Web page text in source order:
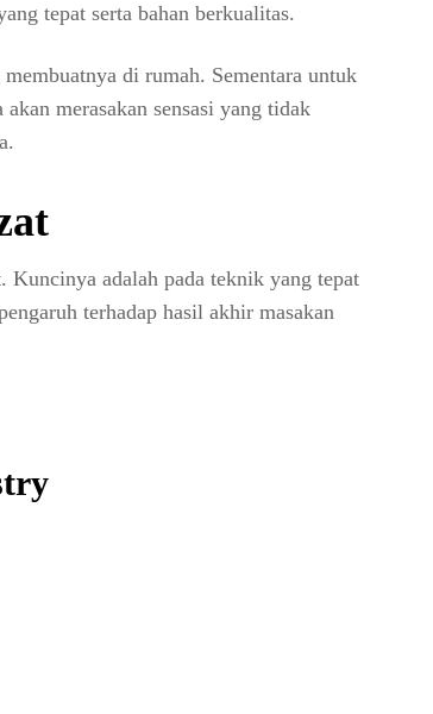
tepat serta bahan berkualitas.
di rumah. Sementara untuk
merasakan sensasi yang tidak
Kuncinya adalah pada teknik yang tepat
terhadap hasil akhir masakan